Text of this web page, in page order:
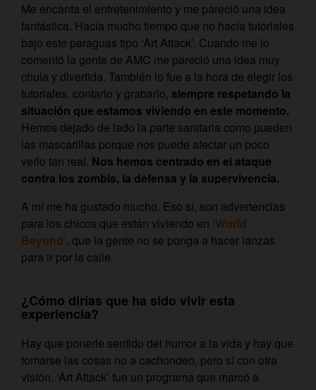
Me encanta el entretenimiento y me pareció una idea
fantástica. Hacía mucho tiempo que no hacía tutoriales
bajo este paraguas tipo ‘Art Attack’. Cuando me lo
comentó la gente de AMC me pareció una idea muy
chula y divertida. También lo fue a la hora de elegir los
tutoriales, contarlo y grabarlo, siempre respetando la
situación que estamos viviendo en este momento.
Hemos dejado de lado la parte sanitaria como pueden
las mascarillas porque nos puede afectar un poco
verlo tan real. Nos hemos centrado en el ataque
contra los zombis, la defensa y la supervivencia.
A mí me ha gustado mucho. Eso sí, son advertencias
para los chicos que están viviendo en ‘World
Beyond’, que la gente no se ponga a hacer lanzas
para ir por la calle.
¿Cómo dirías que ha sido vivir esta
experiencia?
Hay que ponerle sentido del humor a la vida y hay que
tomarse las cosas no a cachondeo, pero sí con otra
visión. ‘Art Attack’ fue un programa que marcó a